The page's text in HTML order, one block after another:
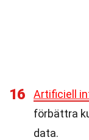
16 Artificiell
förbättra
data.